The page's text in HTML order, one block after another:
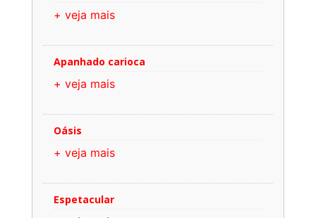
+ veja mais
Apanhado carioca
+ veja mais
Oásis
+ veja mais
Espetacular